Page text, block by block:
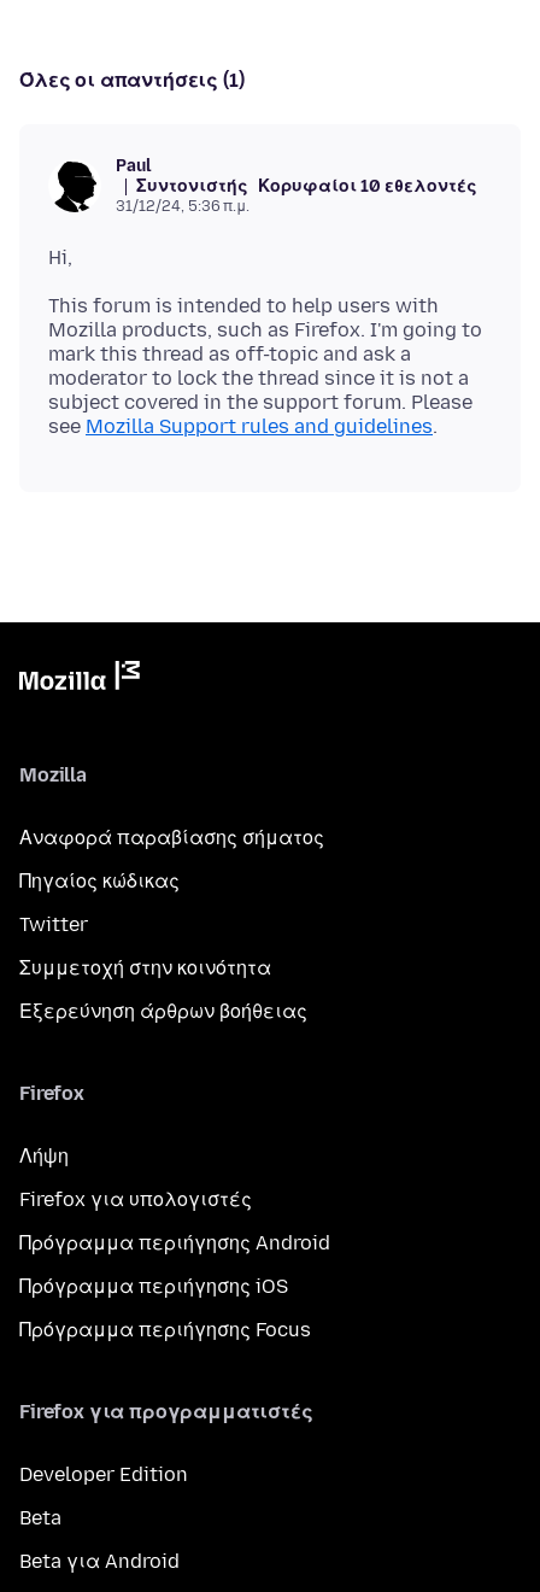
Όλες οι απαντήσεις (1)
Paul
Συντονιστής
Κορυφαίοι 10 εθελοντές
31/12/24, 5:36 π.μ.
This forum is intended to help users with
Mozilla products, such as Firefox. I'm going to
mark this thread as off-topic and ask a
moderator to lock the thread since it is not a
subject covered in the support forum. Please
see Mozilla Support rules and guidelines
Mozilla
Αναφορά παραβίασης σήματος
Πηγαίος κώδικας
Twitter
Συμμετοχή στην κοινότητα
Εξερεύνηση άρθρων βοήθειας
Firefox
Λήψη
Firefox για υπολογιστές
Πρόγραμμα περιήγησης Android
Πρόγραμμα περιήγησης iOS
Πρόγραμμα περιήγησης Focus
Firefox για προγραμματιστές
Developer Edition
Beta
Beta για Android